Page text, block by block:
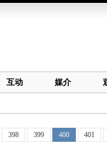
互动 媒介
398 399 400 401